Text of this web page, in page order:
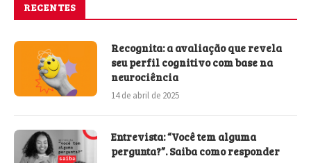
RECENTES
Recognita: a avaliação que revela
seu perfil cognitivo com base na
neurociência
14 de abril de 2025
Entrevista: “Você tem alguma
pergunta?”. Saiba como responder